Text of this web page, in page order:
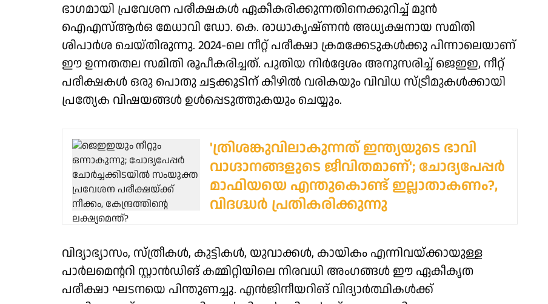
ഭാഗമായി പ്രവേശന പരീക്ഷകൾ ഏകീകരിക്കുന്നതിനെക്കുറിച്ച് മുൻ
ഐഎസ്ആർഒ മേധാവി ഡോ. കെ. രാധാകൃഷ്ണൻ അധ്യക്ഷനായ സമിതി
ശിപാർശ ചെയ്തിരുന്നു. 2024-ലെ നീറ്റ് പരീക്ഷാ ക്രമക്കേടുകൾക്കു പിന്നാലെയാണ്
ഈ ഉന്നതതല സമിതി രൂപീകരിച്ചത്. പുതിയ നിർദ്ദേശം അനുസരിച്ച് ജെഇഇ, നീറ്റ്
പരീക്ഷകൾ ഒരു പൊതു ചട്ടക്കൂടിന് കീഴിൽ വരികയും വിവിധ സ്ട്രീമുകൾക്കായി
പ്രത്യേക വിഷയങ്ങൾ ഉൾപ്പെടുത്തുകയും ചെയ്യും.
'ത്രിശങ്കുവിലാകുന്നത് ഇന്ത്യയുടെ ഭാവി
വാഗ്ദാനങ്ങളുടെ ജീവിതമാണ്'; ചോദ്യപേപ്പർ
മാഫിയയെ എന്തുകൊണ്ട് ഇല്ലാതാകണം?,
വിദഗ്ദ്ധർ പ്രതികരിക്കുന്നു
വിദ്യാഭ്യാസം, സ്ത്രീകൾ, കുട്ടികൾ, യുവാക്കൾ, കായികം എന്നിവയ്ക്കായുള്ള
പാർലമെന്ററി സ്റ്റാൻഡിങ് കമ്മിറ്റിയിലെ നിരവധി അംഗങ്ങൾ ഈ ഏകീകൃത
പരീക്ഷാ ഘടനയെ പിന്തുണച്ചു. എൻജിനീയറിങ് വിദ്യാർത്ഥികൾക്ക്